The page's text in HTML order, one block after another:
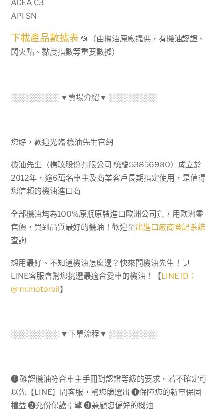
5W30【德
國
稀
有
機
ACEA C3
API SN
下載產品數據表 📂（由機油原廠提供，有機油認證、
閃火點、黏度指數等重要數據）
░░░░░░░░░ ▼賣場介紹▼ ░░░░░░░░░
您好，歡迎光臨 機油先生官網
機油先生（樵玟股份有限公司 統編53856980）成立於
2012年，逾6萬名車主及商業客戶長期指定使用，是值得
您信賴的機油進口商
全部機油均為100%原瓶原裝進口歐洲公司貨，用歐洲零
售價，買到品質最好的機油！歡迎至出進口廠商登記系統
查詢
想用最好、不知道機油怎麼選？快來問機油先生！💬
LINE客服會幫您挑選最適合愛車的機油！【LINE ID：
@mr.motoroil】
░░░░░░░░░ ▼下單流程▼ ░░░░░░░░░
➊ 確認機油符合車主手冊對認證等級的要求，若不確定可
以先【LINE】問客服，幫您篩選出 ➊保障您的新車保固
權益 ➋充份保護引擎 ➌兼顧您偏好的機油